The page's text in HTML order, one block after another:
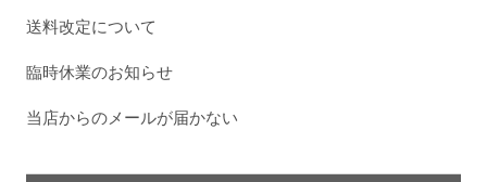
送料改定について
臨時休業のお知らせ
当店からのメールが届かない